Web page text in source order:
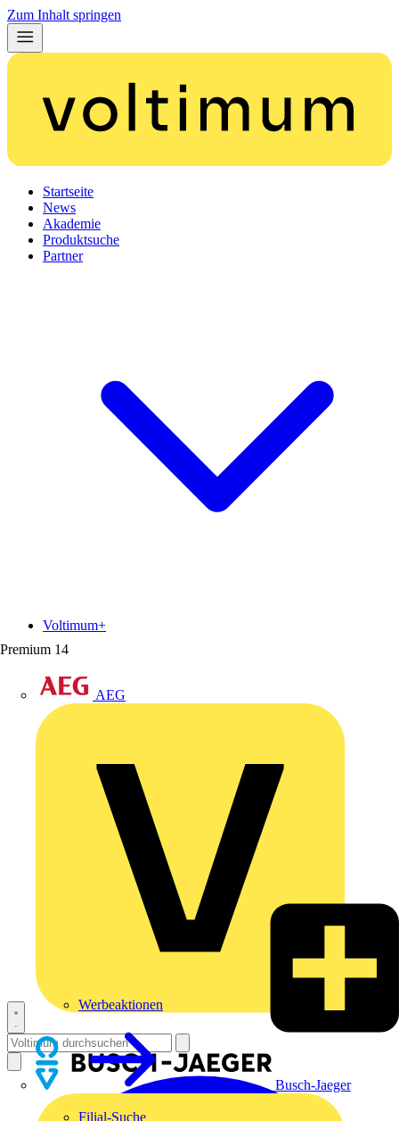
Zum Inhalt springen
Startseite
News
Akademie
Produktsuche
Partner
Premium 14
AEG
Busch-Jaeger
Voltimum+
Werbeaktionen
Filial-Suche